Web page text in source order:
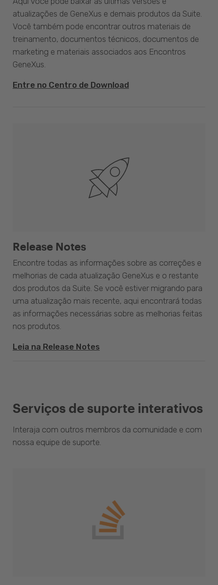
atualizações de GeneXus e demais produtos da Suite.
Você também pode encontrar outros materiais de
treinamento, documentos técnicos, documentos de
marketing e materiais associados aos Encontros
GeneXus.
Entre no Centro de Download
Release Notes
Encontre todas as informações sobre as correções e
melhorias de cada atualização GeneXus e o restante
dos produtos da Suite. Se você estiver migrando para
uma atualização mais recente, aqui encontrará todas
as informações necessárias sobre as melhorias feitas
nos produtos.
Leia na Release Notes
Serviços de suporte interativos
Interaja com outros membros da comunidade e com
nossa equipe de suporte.